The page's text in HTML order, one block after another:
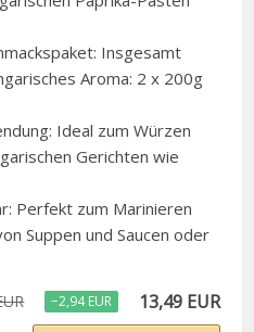
Insgesamt
Aroma: 2 x 200g
Ideal zum Würzen
Gerichten wie
Perfekt zum Marinieren
Suppen und Saucen oder
−2,94 EUR 13,49 EUR